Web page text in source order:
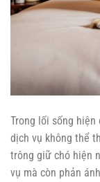
Trong lối sống
dịch vụ không thể
trông giữ chó hiện
vụ mà còn phản